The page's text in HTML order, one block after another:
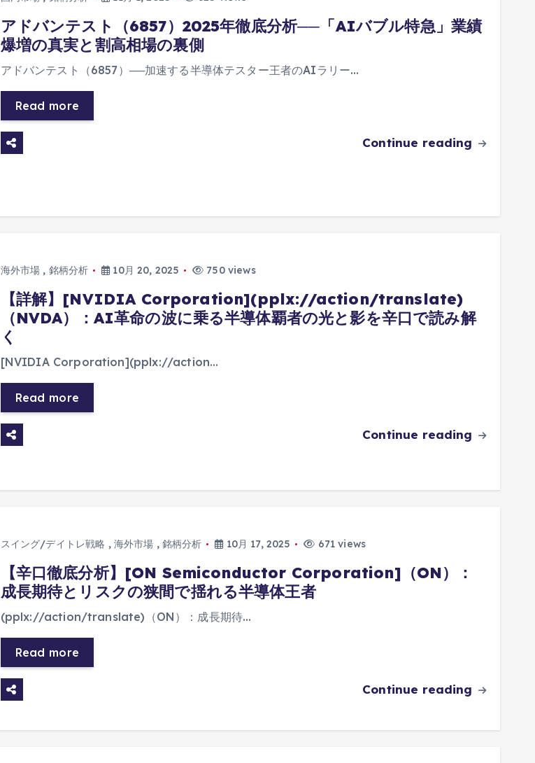
アドバンテスト（6857）2025年徹底分析──「AIバブル特急」業績
爆増の真実と割高相場の裏側
アドバンテスト（6857）──加速する半導体テスター王者のAIラリー…
Read more
Continue reading
海外市場 , 銘柄分析 10月 20, 2025 750 views
【詳解】[NVIDIA Corporation](pplx://action/translate)
（NVDA）：AI革命の波に乗る半導体覇者の光と影を辛口で読み解
く
[NVIDIA Corporation](pplx://action…
Read more
Continue reading
スイング/デイトレ戦略 , 海外市場 , 銘柄分析 10月 17, 2025 671 views
【辛口徹底分析】[ON Semiconductor Corporation]（ON）：
成長期待とリスクの狭間で揺れる半導体王者
(pplx://action/translate)（ON）：成長期待…
Read more
Continue reading